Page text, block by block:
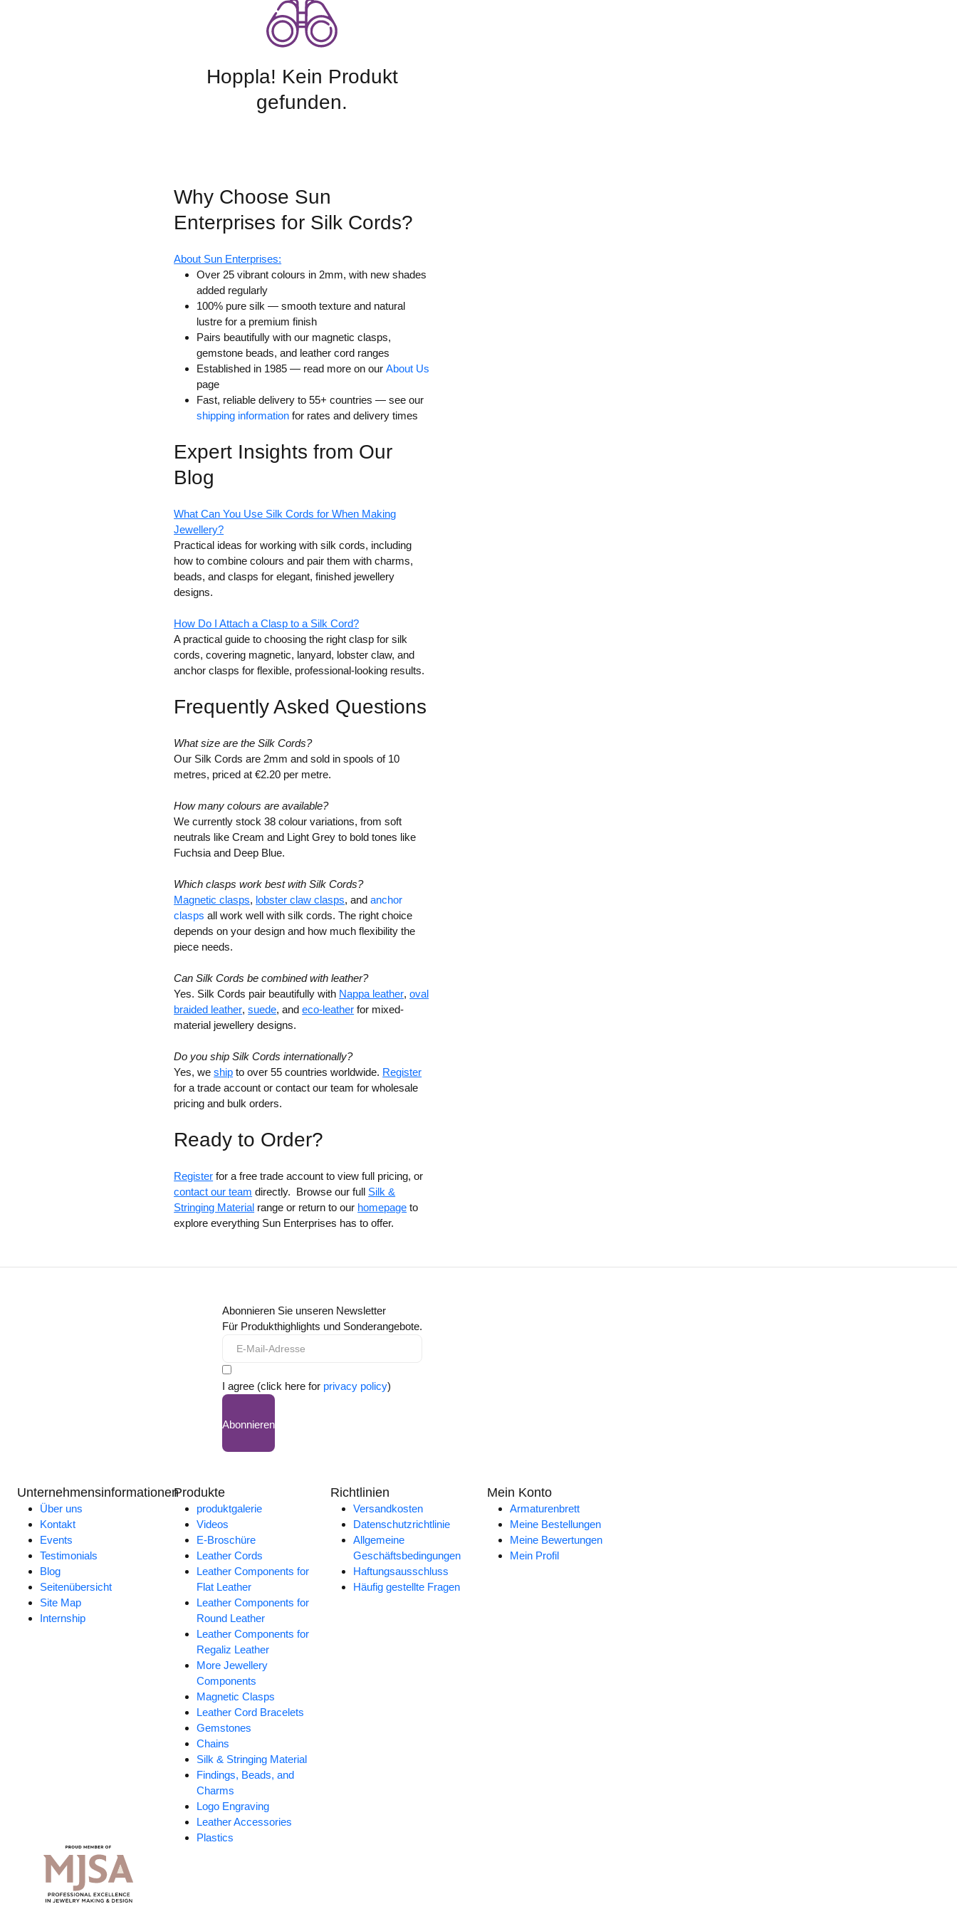
Hoppla! Kein Produkt
gefunden.
Why Choose Sun
Enterprises for Silk Cords?
About Sun Enterprises:
Over 25 vibrant colours in 2mm, with new shades
added regularly
100% pure silk — smooth texture and natural
lustre for a premium finish
Pairs beautifully with our magnetic clasps,
gemstone beads, and leather cord ranges
Established in 1985 — read more on ourAbout Us
page
Fast, reliable delivery to 55+ countries — see our
shipping information for rates and delivery times
Expert Insights from Our
Blog
What Can You Use Silk Cords for When Making
Jewellery?
Practical ideas for working with silk cords, including
how to combine colours and pair them with charms,
beads, and clasps for elegant, finished jewellery
designs.
How Do I Attach a Clasp to a Silk Cord?
A practical guide to choosing the right clasp for silk
cords, covering magnetic, lanyard, lobster claw, and
anchor clasps for flexible, professional-looking results.
Frequently Asked Questions
What size are the Silk Cords?
Our Silk Cords are 2mm and sold in spools of 10
metres, priced at €2.20 per metre.
How many colours are available?
We currently stock 38 colour variations, from soft
neutrals like Cream and Light Grey to bold tones like
Fuchsia and Deep Blue.
Which clasps work best with Silk Cords?
Magnetic clasps, lobster claw clasps, andanchor
clasps all work well with silk cords. The right choice
depends on your design and how much flexibility the
piece needs.
Can Silk Cords be combined with leather?
Yes. Silk Cords pair beautifully with Nappa leather,oval
braided leather,suede, andeco-leather for mixed-
material jewellery designs.
Do you ship Silk Cords internationally?
Yes, weship to over 55 countries worldwide. Register
for a trade account or contact our team for wholesale
pricing and bulk orders.
Ready to Order?
Register for a free trade account to view full pricing, or
contact our team directly. Browse our full Silk &
Stringing Material range or return to our homepage to
explore everything Sun Enterprises has to offer.
Abonnieren Sie unseren Newsletter
Für Produkthighlights und Sonderangebote.
I agree (click here for privacy policy)
Abonnieren
Unternehmensinformationen
Über uns
Kontakt
Events
Testimonials
Blog
Seitenübersicht
Site Map
Internship
Produkte
produktgalerie
Videos
E-Broschüre
Leather Cords
Leather Components for
Flat Leather
Leather Components for
Round Leather
Leather Components for
Regaliz Leather
More Jewellery
Components
Magnetic Clasps
Leather Cord Bracelets
Gemstones
Chains
Silk & Stringing Material
Findings, Beads, and
Charms
Logo Engraving
Leather Accessories
Plastics
Richtlinien
Versandkosten
Datenschutzrichtlinie
Allgemeine
Geschäftsbedingungen
Haftungsausschluss
Häufig gestellte Fragen
Mein Konto
Armaturenbrett
Meine Bestellungen
Meine Bewertungen
Mein Profil